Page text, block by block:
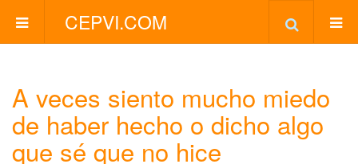
CEPVI.COM
A veces siento mucho miedo
de haber hecho o dicho algo
que sé que no hice